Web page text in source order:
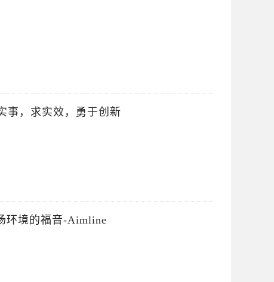
事，求实效，勇于创新
环境的福音-Aimline